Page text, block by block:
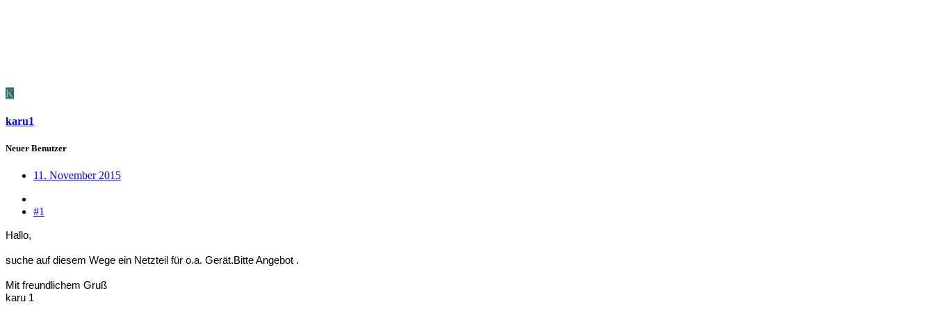
K
karu1
Neuer Benutzer
11. November 2015
#1
Hallo,
suche auf diesem Wege ein Netzteil für o.a. Gerät.Bitte Angebot .
Mit freundlichem Gruß
karu 1